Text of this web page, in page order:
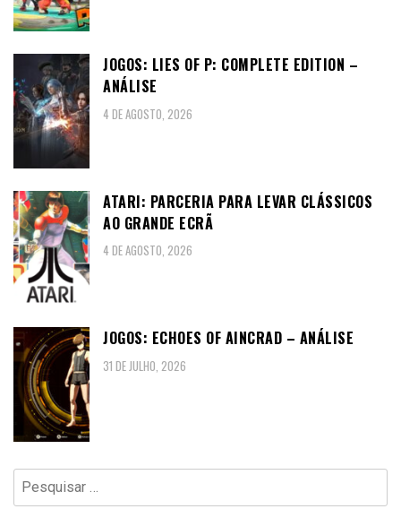
JOGOS: LIES OF P: COMPLETE EDITION –
ANÁLISE
4 DE AGOSTO, 2026
ATARI: PARCERIA PARA LEVAR CLÁSSICOS
AO GRANDE ECRÃ
4 DE AGOSTO, 2026
JOGOS: ECHOES OF AINCRAD – ANÁLISE
31 DE JULHO, 2026
Pesquisar
por: